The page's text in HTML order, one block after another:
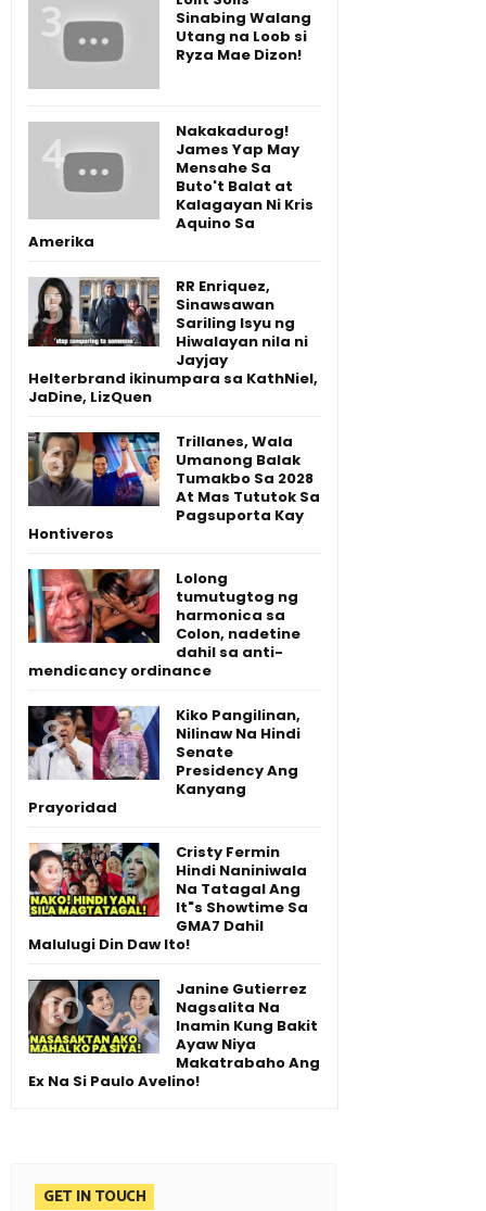
Sinabing Walang
Utang na Loob si
Ryza Mae Dizon!
Nakakadurog!
James Yap May
Mensahe Sa
Buto't Balat at
Kalagayan Ni Kris
Aquino Sa
Amerika
RR Enriquez,
Sinawsawan
Sariling Isyu ng
Hiwalayan nila ni
Jayjay
Helterbrand ikinumpara sa KathNiel,
JaDine, LizQuen
Trillanes, Wala
Umanong Balak
Tumakbo Sa 2028
At Mas Tututok Sa
Pagsuporta Kay
Hontiveros
Lolong
tumutugtog ng
harmonica sa
Colon, nadetine
dahil sa anti-
mendicancy ordinance
Kiko Pangilinan,
Nilinaw Na Hindi
Senate
Presidency Ang
Kanyang
Prayoridad
Cristy Fermin
Hindi Naniniwala
Na Tatagal Ang
It"s Showtime Sa
GMA7 Dahil
Malulugi Din Daw Ito!
Janine Gutierrez
Nagsalita Na
Inamin Kung Bakit
Ayaw Niya
Makatrabaho Ang
Ex Na Si Paulo Avelino!
GET IN TOUCH